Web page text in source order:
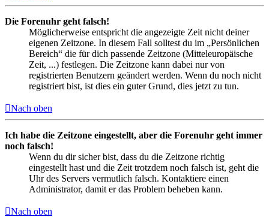
Die Forenuhr geht falsch!
Möglicherweise entspricht die angezeigte Zeit nicht deiner
eigenen Zeitzone. In diesem Fall solltest du im „Persönlichen
Bereich“ die für dich passende Zeitzone (Mitteleuropäische
Zeit, ...) festlegen. Die Zeitzone kann dabei nur von
registrierten Benutzern geändert werden. Wenn du noch nicht
registriert bist, ist dies ein guter Grund, dies jetzt zu tun.
Nach oben
Ich habe die Zeitzone eingestellt, aber die Forenuhr geht immer
noch falsch!
Wenn du dir sicher bist, dass du die Zeitzone richtig
eingestellt hast und die Zeit trotzdem noch falsch ist, geht die
Uhr des Servers vermutlich falsch. Kontaktiere einen
Administrator, damit er das Problem beheben kann.
Nach oben